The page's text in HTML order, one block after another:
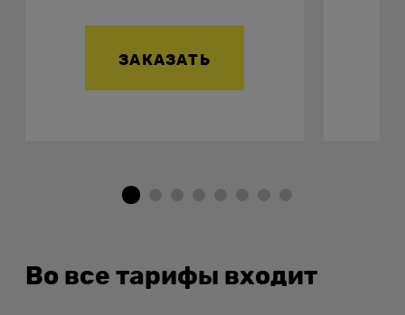
ЗАКАЗАТЬ
Во все тарифы входит